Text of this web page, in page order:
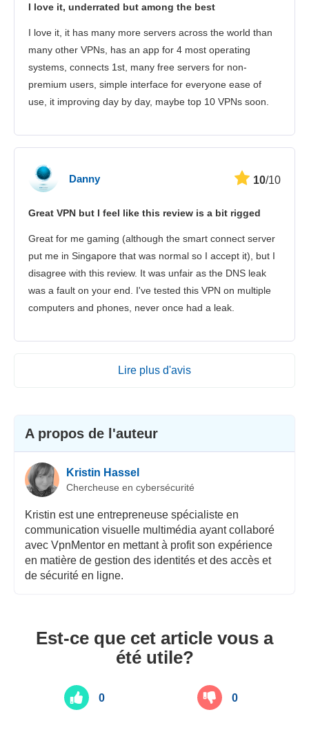
I love it, underrated but among the best
I love it, it has many more servers across the world than
many other VPNs, has an app for 4 most operating
systems, connects 1st, many free servers for non-
premium users, simple interface for everyone ease of
use, it improving day by day, maybe top 10 VPNs soon.
Danny 10/10
Great VPN but I feel like this review is a bit rigged
Great for me gaming (although the smart connect server
put me in Singapore that was normal so I accept it), but I
disagree with this review. It was unfair as the DNS leak
was a fault on your end. I've tested this VPN on multiple
computers and phones, never once had a leak.
Lire plus d'avis
A propos de l'auteur
Kristin Hassel
Chercheuse en cybersécurité
Kristin est une entrepreneuse spécialiste en
communication visuelle multimédia ayant collaboré
avec VpnMentor en mettant à profit son expérience
en matière de gestion des identités et des accès et
de sécurité en ligne.
Est-ce que cet article vous a
été utile?
0 0